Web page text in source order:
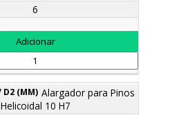
6
Alargador para Pinos
Helicoidal 10 H7